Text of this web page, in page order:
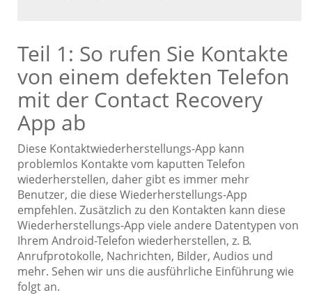
Teil 1: So rufen Sie Kontakte
von einem defekten Telefon
mit der Contact Recovery
App ab
Diese Kontaktwiederherstellungs-App kann
problemlos Kontakte vom kaputten Telefon
wiederherstellen, daher gibt es immer mehr
Benutzer, die diese Wiederherstellungs-App
empfehlen. Zusätzlich zu den Kontakten kann diese
Wiederherstellungs-App viele andere Datentypen von
Ihrem Android-Telefon wiederherstellen, z. B.
Anrufprotokolle, Nachrichten, Bilder, Audios und
mehr. Sehen wir uns die ausführliche Einführung wie
folgt an.